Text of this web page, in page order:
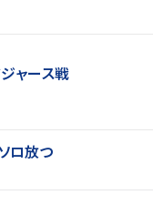
ャース戦
ロ放つ